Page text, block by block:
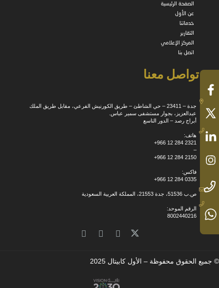
الصفحة الرئيسية
عن الأول
خدماتنا
التقارير
المركز الإعلامي
اتصل بنا
تواصل معنا
جدة – 23411 – حي الشاطئ – طريق الكورنيش الفرعي، مقابل طريق الملك
عبدالعزيز، بجوار مستشفى سمير عباس.
أبراج رصد – الدور التاسع
هاتف:
+966 12 284 2321
–
+966 12 284 2150
فاكس:
+966 12 284 0335
ص.ب 51536، جدة 21553، المملكة العربية السعودية
الرقم الموحد:
8002440216
© جميع الحقوق محفوظة – الأول كابيتال 2025